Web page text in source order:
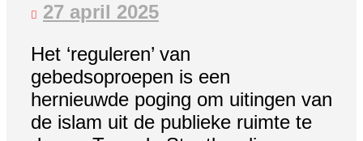
27 april 2025
Het ‘reguleren’ van
gebedsoproepen is een
hernieuwde poging om uitingen van
de islam uit de publieke ruimte te